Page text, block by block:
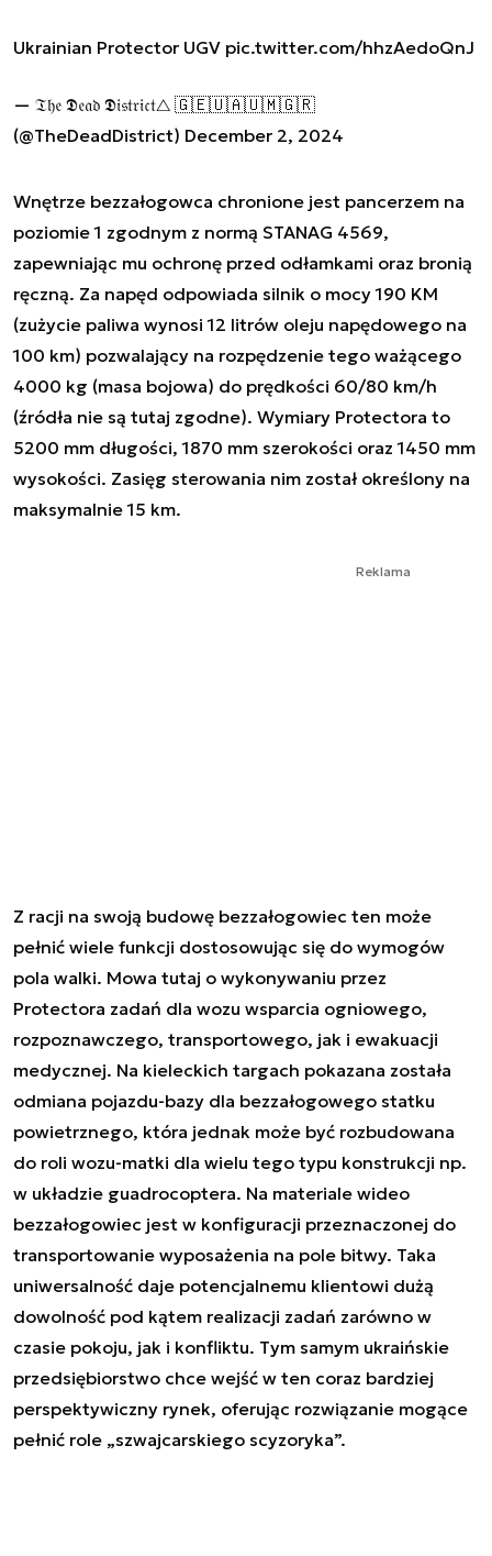
Ukrainian Protector UGV pic.twitter.com/hhzAedoQnJ
— 𝔗𝔥𝔢 𝕯𝔢𝔞𝔡 𝕯𝔦𝔰𝔱𝔯𝔦𝔠𝔱△ 🇬🇪🇺🇦🇺🇲🇬🇷
(@TheDeadDistrict) December 2, 2024
Wnętrze bezzałogowca chronione jest pancerzem na
poziomie 1 zgodnym z normą STANAG 4569,
zapewniając mu ochronę przed odłamkami oraz bronią
ręczną. Za napęd odpowiada silnik o mocy 190 KM
(zużycie paliwa wynosi 12 litrów oleju napędowego na
100 km) pozwalający na rozpędzenie tego ważącego
4000 kg (masa bojowa) do prędkości 60/80 km/h
(źródła nie są tutaj zgodne). Wymiary Protectora to
5200 mm długości, 1870 mm szerokości oraz 1450 mm
wysokości. Zasięg sterowania nim został określony na
maksymalnie 15 km.
Reklama
Z racji na swoją budowę bezzałogowiec ten może
pełnić wiele funkcji dostosowując się do wymogów
pola walki. Mowa tutaj o wykonywaniu przez
Protectora zadań dla wozu wsparcia ogniowego,
rozpoznawczego, transportowego, jak i ewakuacji
medycznej. Na kieleckich targach pokazana została
odmiana pojazdu-bazy dla bezzałogowego statku
powietrznego, która jednak może być rozbudowana
do roli wozu-matki dla wielu tego typu konstrukcji np.
w układzie guadrocoptera. Na materiale wideo
bezzałogowiec jest w konfiguracji przeznaczonej do
transportowanie wyposażenia na pole bitwy. Taka
uniwersalność daje potencjalnemu klientowi dużą
dowolność pod kątem realizacji zadań zarówno w
czasie pokoju, jak i konfliktu. Tym samym ukraińskie
przedsiębiorstwo chce wejść w ten coraz bardziej
perspektywiczny rynek, oferując rozwiązanie mogące
pełnić role „szwajcarskiego scyzoryka”.